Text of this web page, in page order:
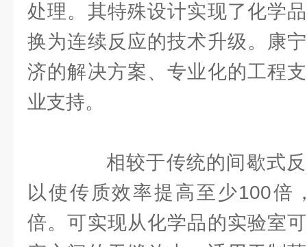
处理。其特殊设计实现了化学
换为连续反应的技术升级。康
济的解决方案、专业化的工程
业支持。
相较于传统的间歇式反
以使传质效率提高至少100倍
倍。可实现从化学品的实验室